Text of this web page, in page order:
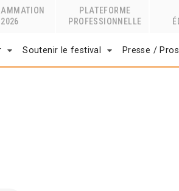
2026
PLATEFORME
PROFESSIONNELLE
Soutenir le festival Presse / Pros